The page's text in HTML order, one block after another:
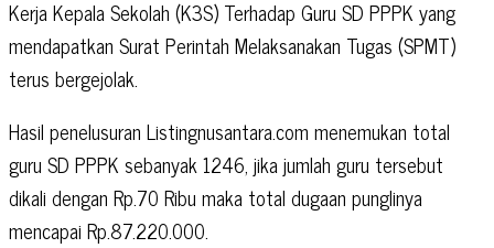
Kerja Kepala Sekolah (K3S) Terhadap Guru SD PPPK yang
mendapatkan Surat Perintah Melaksanakan Tugas (SPMT)
terus bergejolak.
Hasil penelusuran Listingnusantara.com menemukan total
guru SD PPPK sebanyak 1246, jika jumlah guru tersebut
dikali dengan Rp.70 Ribu maka total dugaan punglinya
mencapai Rp.87.220.000.